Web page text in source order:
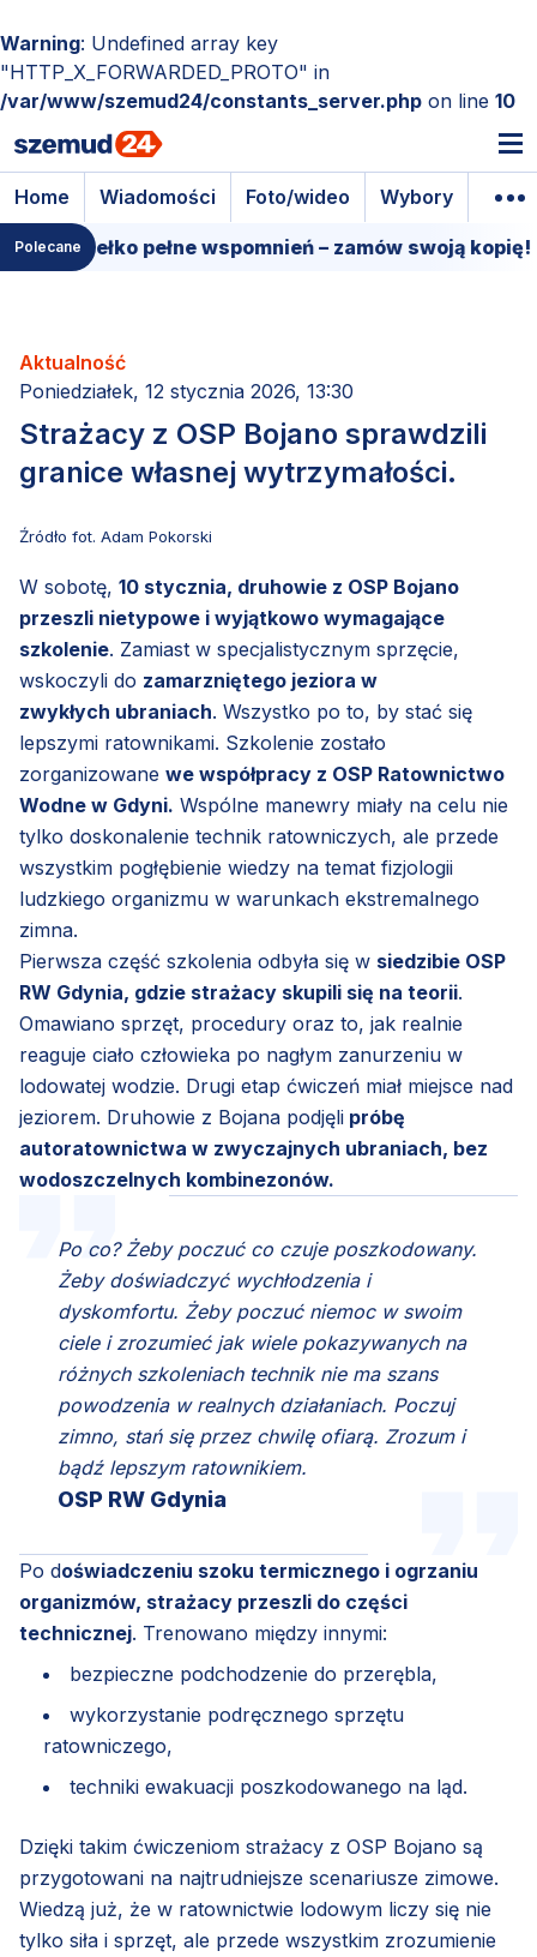
Warning: Undefined array key
"HTTP_X_FORWARDED_PROTO" in
/var/www/szemud24/constants_server.php on line 10
Home Wiadomości Foto/wideo Wybory
Polecane
pudełko pełne wspomnień – zamów swoją kopię!
Aktualność
Poniedziałek, 12 stycznia 2026, 13:30
Strażacy z OSP Bojano sprawdzili
granice własnej wytrzymałości.
Źródło fot. Adam Pokorski
W sobotę, 10 stycznia, druhowie z OSP Bojano
przeszli nietypowe i wyjątkowo wymagające
szkolenie. Zamiast w specjalistycznym sprzęcie,
wskoczyli do zamarzniętego jeziora w
zwykłych ubraniach. Wszystko po to, by stać się
lepszymi ratownikami. Szkolenie zostało
zorganizowane we współpracy z OSP Ratownictwo
Wodne w Gdyni. Wspólne manewry miały na celu nie
tylko doskonalenie technik ratowniczych, ale przede
wszystkim pogłębienie wiedzy na temat fizjologii
ludzkiego organizmu w warunkach ekstremalnego
zimna.
Pierwsza część szkolenia odbyła się w siedzibie OSP
RW Gdynia, gdzie strażacy skupili się na teorii.
Omawiano sprzęt, procedury oraz to, jak realnie
reaguje ciało człowieka po nagłym zanurzeniu w
lodowatej wodzie. Drugi etap ćwiczeń miał miejsce nad
jeziorem. Druhowie z Bojana podjęli próbę
autoratownictwa w zwyczajnych ubraniach, bez
wodoszczelnych kombinezonów.
Po co? Żeby poczuć co czuje poszkodowany.
Żeby doświadczyć wychłodzenia i
dyskomfortu. Żeby poczuć niemoc w swoim
ciele i zrozumieć jak wiele pokazywanych na
różnych szkoleniach technik nie ma szans
powodzenia w realnych działaniach. Poczuj
zimno, stań się przez chwilę ofiarą. Zrozum i
bądź lepszym ratownikiem.
OSP RW Gdynia
Po doświadczeniu szoku termicznego i ogrzaniu
organizmów, strażacy przeszli do części
technicznej. Trenowano między innymi:
bezpieczne podchodzenie do przerębla,
wykorzystanie podręcznego sprzętu
ratowniczego,
techniki ewakuacji poszkodowanego na ląd.
Dzięki takim ćwiczeniom strażacy z OSP Bojano są
przygotowani na najtrudniejsze scenariusze zimowe.
Wiedzą już, że w ratownictwie lodowym liczy się nie
tylko siła i sprzęt, ale przede wszystkim zrozumienie